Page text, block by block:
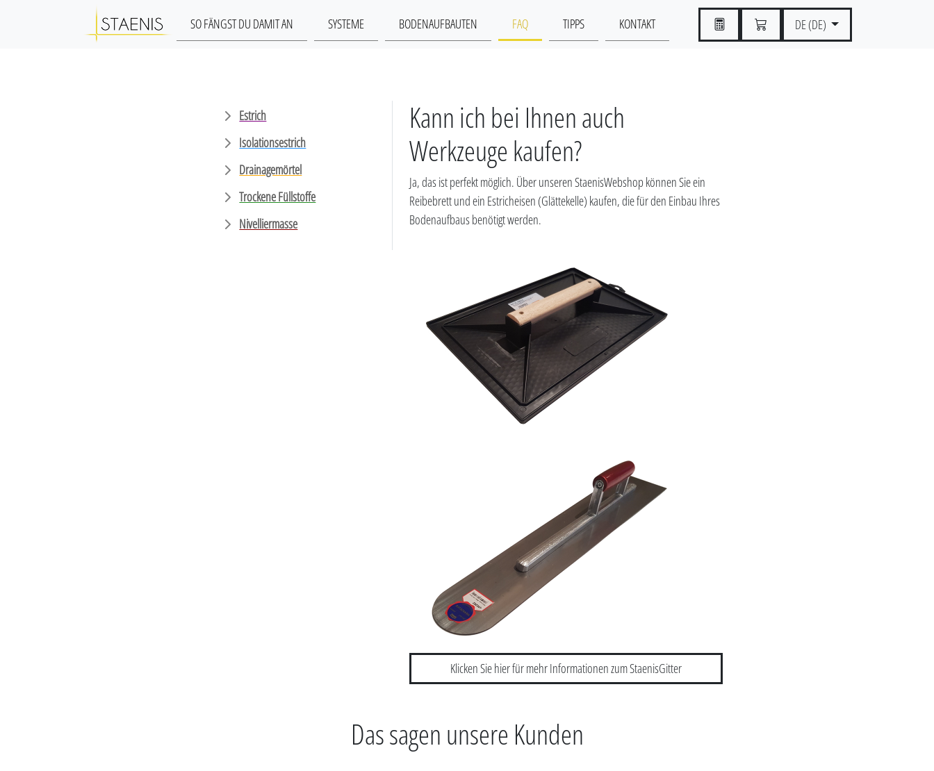
DE (DE)
SO FÄNGST DU DAMIT AN SYSTEME BODENAUFBAUTEN FAQ TIPPS KONTAKT
Estrich
Isolationsestrich
Drainagemörtel
Trockene Füllstoffe
Nivelliermasse
Kann ich bei Ihnen auch
Werkzeuge kaufen?
Ja, das ist perfekt möglich. Über unseren StaenisWebshop können Sie ein
Reibebrett und ein Estricheisen (Glättekelle) kaufen, die für den Einbau Ihres
Bodenaufbaus benötigt werden.
Klicken Sie hier für mehr Informationen zum StaenisGitter
Das sagen unsere Kunden